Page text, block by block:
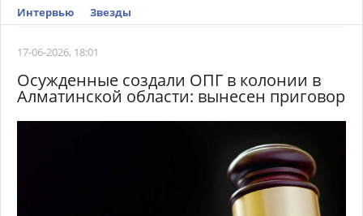
Интервью
Звезды
17-06-2026, 18:01
Осужденные создали ОПГ в колонии в
Алматинской области: вынесен приговор